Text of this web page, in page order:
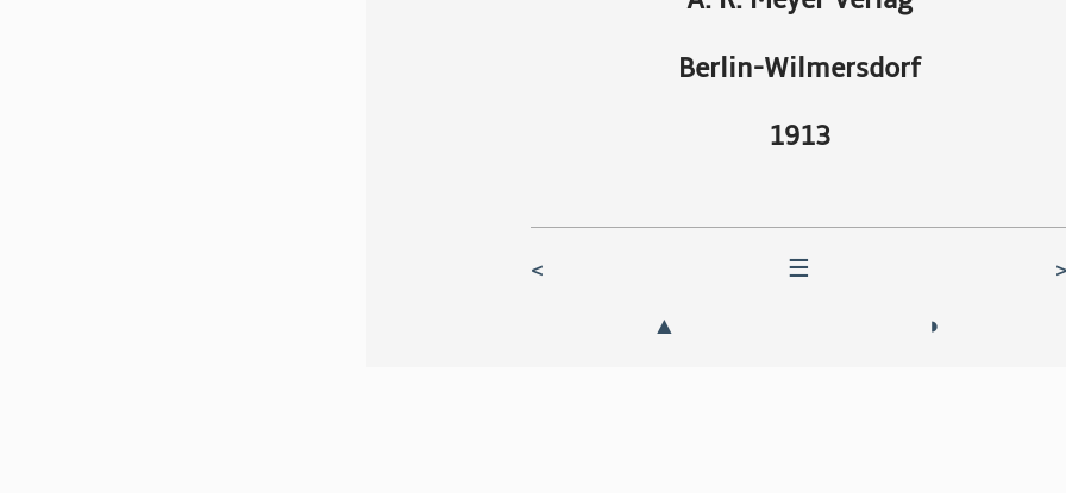
Berlin-Wilmersdorf
1913
< ☰
▲
◗